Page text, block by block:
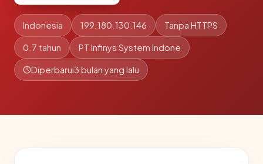
Indonesia 199.180.130.146 Tanpa HTTPS
0.7 tahun PT Infinys System Indone
Diperbarui3 bulan yang lalu